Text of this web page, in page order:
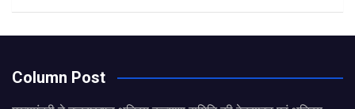
Column Post